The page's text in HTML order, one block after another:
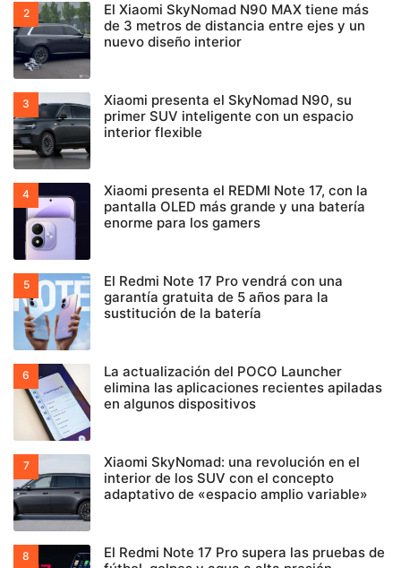
El Xiaomi SkyNomad N90 MAX tiene más
de 3 metros de distancia entre ejes y un
nuevo diseño interior
Xiaomi presenta el SkyNomad N90, su
primer SUV inteligente con un espacio
interior flexible
Xiaomi presenta el REDMI Note 17, con la
pantalla OLED más grande y una batería
enorme para los gamers
El Redmi Note 17 Pro vendrá con una
garantía gratuita de 5 años para la
sustitución de la batería
La actualización del POCO Launcher
elimina las aplicaciones recientes apiladas
en algunos dispositivos
Xiaomi SkyNomad: una revolución en el
interior de los SUV con el concepto
adaptativo de «espacio amplio variable»
El Redmi Note 17 Pro supera las pruebas de